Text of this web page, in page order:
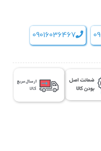
09016036467